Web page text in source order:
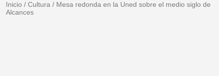
Inicio / Cultura / Mesa redonda en la Uned sobre el medio siglo de
Alcances